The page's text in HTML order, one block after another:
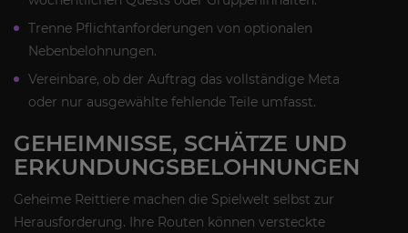
Trenne Pflichtanforderungen von optionalen
Nebenbelohnungen.
Vereinbare, ob der Auftrag das vollständige Meta
oder nur ausgewählte fehlende Teile umfasst.
GEHEIMNISSE, SCHÄTZE UND
ERKUNDUNGSBELOHNUNGEN
Geheime Reittiere machen die Spielwelt selbst zur
Herausforderung. Ihre Routen können versteckte